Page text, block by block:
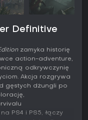
Definitive
zamyka historię
action-adventure,
odkrywczynię
Akcja rozgrywa
gęstych dżungli po
PS4 i PS5, łączy